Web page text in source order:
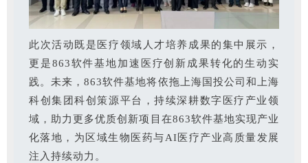
此次活动既是医疗领域人才培养成果的集中展示，
更是863软件基地加速医疗创新成果转化的生动实
践。未来，863软件基地将依拖上海国投公司和上海
科创集团科创策源平台，持续深耕数字医疗产业领
域，助力更多优质创新项目在863软件基地实现产业
化落地，为区域生物医药与AI医疗产业高质量发展
注入持续动力。